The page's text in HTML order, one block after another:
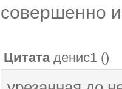
совершенно
Цитата денис1 ()